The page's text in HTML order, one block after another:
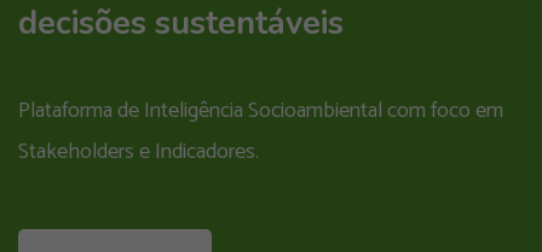
decisões sustentáveis
Plataforma de Inteligência Socioambiental com foco em
Stakeholders e Indicadores.